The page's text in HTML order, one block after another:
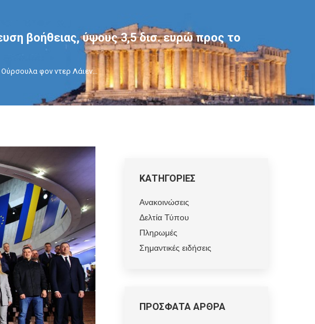
βοήθειας, ύψους 3,5 δισ. ευρώ προς το
φον ντερ Λάιεν…
ΚΑΤΗΓΟΡΙΕΣ
Ανακοινώσεις
Δελτία Τύπου
Πληρωμές
Σημαντικές ειδήσεις
ΠΡΟΣΦΑΤΑ ΑΡΘΡΑ